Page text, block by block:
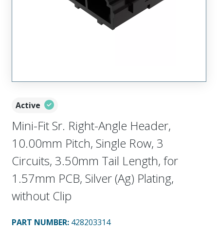
Active
Mini-Fit Sr. Right-Angle Header,
10.00mm Pitch, Single Row, 3
Circuits, 3.50mm Tail Length, for
1.57mm PCB, Silver (Ag) Plating,
without Clip
PART NUMBER: 428203314